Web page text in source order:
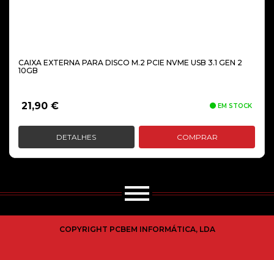
CAIXA EXTERNA PARA DISCO M.2 PCIE NVME USB 3.1 GEN 2
10GB
21,90 € EM STOCK
DETALHES COMPRAR
COPYRIGHT PCBEM INFORMÁTICA, LDA